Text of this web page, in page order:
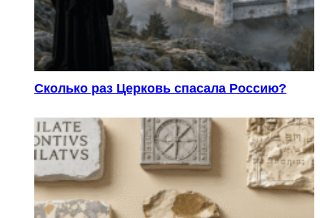
Сколько раз Церковь спасала Россию?